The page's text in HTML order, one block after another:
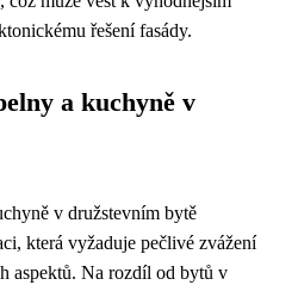
řešení fasády.
a kuchyně v
v družstevním bytě
která vyžaduje pečlivé zvážení
aspektů. Na rozdíl od bytů v